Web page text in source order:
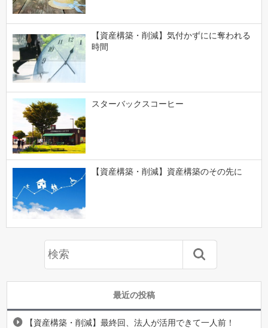
【資産構築・削減】気付かずにに奪われる
時間
スターバックスコーヒー
【資産構築・削減】資産構築のその先に
最近の投稿
【資産構築・削減】最終回、法人が活用できて一人前！